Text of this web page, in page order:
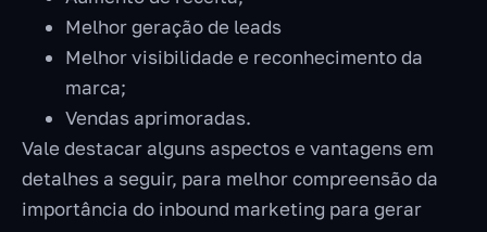
Melhor geração de leads
Melhor visibilidade e reconhecimento da
marca;
Vendas aprimoradas.
Vale destacar alguns aspectos e vantagens em
detalhes a seguir, para melhor compreensão da
importância do inbound marketing para gerar